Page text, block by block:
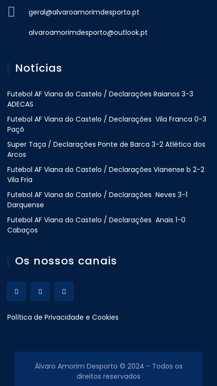
geral@alvaroamorimdesporto.pt
alvaroamorimdesporto@outlook.pt
Notícias
Futebol AF Viana do Castelo / Declarações Raianos 3-3
ADECAS
Futebol AF Viana do Castelo / Declarações Vila Franca 0-3
Paçõ
Super Taça / Declarações Ponte de Barca 3-2 Atlético dos
Arcos
Futebol AF Viana do Castelo / Declarações Vianense b 2-2
Vila Fria
Futebol AF Viana do Castelo / Declarações Neves 3-1
Darquense
Futebol AF Viana do Castelo / Declarações Anais 1-0
Cabaços
Os nossos canais
Política de Privacidade e Cookies
Álvaro Amorim Desporto © 2024 - Todos os
direitos reservados